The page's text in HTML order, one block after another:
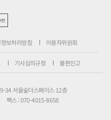
전
보처리방침 이용자위원회
기사심의규정 불편신고
34 서울숲더스페이스 12층
팩스 : 070-4015-8658